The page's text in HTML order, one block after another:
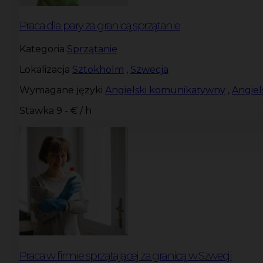
Praca dla pary za granicą sprzątanie
Kategoria Sprzątanie
Lokalizacja Sztokholm , Szwecja
Wymagane języki Angielski komunikatywny ,
Stawka 9 - € / h
Praca w firmie sprzątającej za granicą w Szwecji